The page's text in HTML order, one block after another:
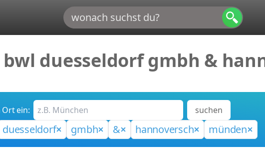
duesseldorf gmbh &
Ort ein: suchen
duesseldorf gmbh & hannoversch münden